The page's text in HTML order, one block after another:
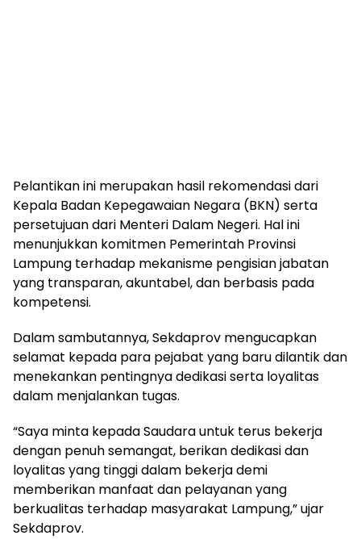
Pelantikan ini merupakan hasil rekomendasi dari
Kepala Badan Kepegawaian Negara (BKN) serta
persetujuan dari Menteri Dalam Negeri. Hal ini
menunjukkan komitmen Pemerintah Provinsi
Lampung terhadap mekanisme pengisian jabatan
yang transparan, akuntabel, dan berbasis pada
kompetensi.
Dalam sambutannya, Sekdaprov mengucapkan
selamat kepada para pejabat yang baru dilantik dan
menekankan pentingnya dedikasi serta loyalitas
dalam menjalankan tugas.
“Saya minta kepada Saudara untuk terus bekerja
dengan penuh semangat, berikan dedikasi dan
loyalitas yang tinggi dalam bekerja demi
memberikan manfaat dan pelayanan yang
berkualitas terhadap masyarakat Lampung,” ujar
Sekdaprov.